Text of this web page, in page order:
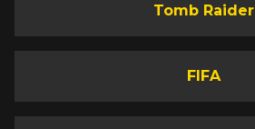
Tomb Raider
FIFA